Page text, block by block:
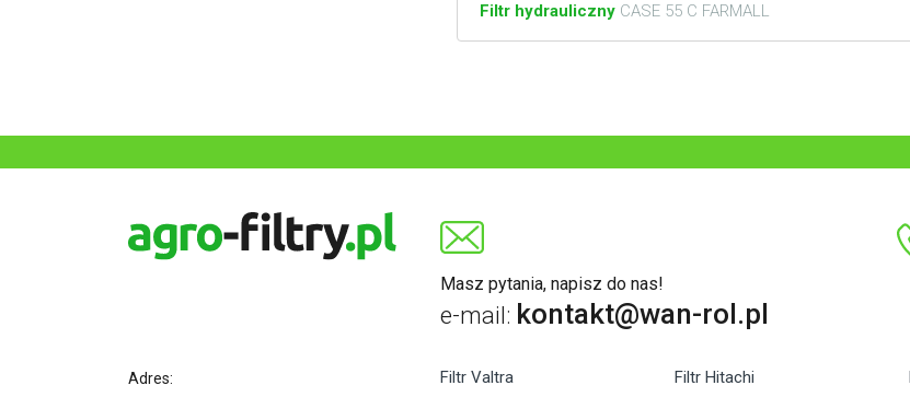
Filtr hydrauliczny CASE 55 C FARMALL
Masz pytania, napisz do nas!
e-mail: kontakt@wan-rol.pl
Adres:
Filtr Valtra Filtr Hitachi